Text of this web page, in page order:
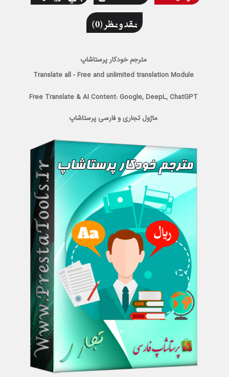
نقد و نظر (0)
مترجم خودکار پرستاشاپ
Translate all - Free and unlimited translation Module
Free Translate & AI Content: Google, DeepL, ChatGPT
ماژول تجاری و فارسی پرستاشاپ